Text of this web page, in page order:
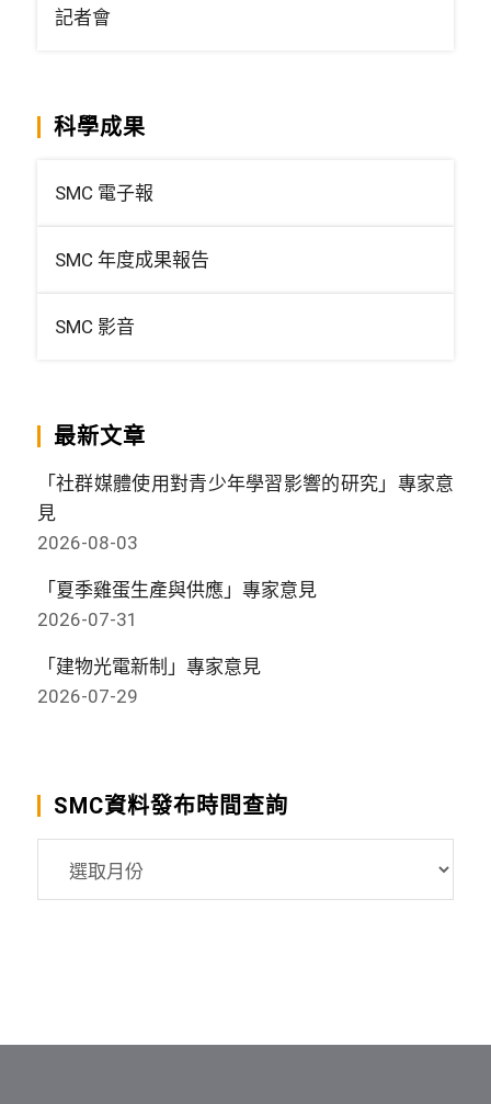
記者會
科學成果
SMC 電子報
SMC 年度成果報告
SMC 影音
最新文章
「社群媒體使用對青少年學習影響的研究」專家意
見
2026-08-03
「夏季雞蛋生產與供應」專家意見
2026-07-31
「建物光電新制」專家意見
2026-07-29
SMC資料發布時間查詢